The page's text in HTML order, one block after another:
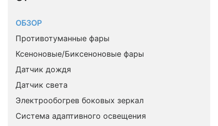
ОБЗОР
Противотуманные фары
Ксеноновые/Биксеноновые фары
Датчик дождя
Датчик света
Электрообогрев боковых зеркал
Система адаптивного освещения